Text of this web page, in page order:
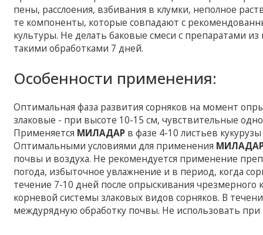
пены, расслоения, взбивания в клумки, неполное
те компоненты, которые совпадают с
культуры. Не делать баковые смеси с препаратами
такими обработками 7 дней.
Особенности применения:
Оптимальная фаза развития сорняков на момент
злаковые - при высоте 10-15 см, чувствительные
Применяется МИЛАДАР в фазе 4-10 листьев
Оптимальными условиями для применения
почвы и воздуха. Не рекомендуется применение
погода, избыточное увлажнение и в период, когда
течение 7-10 дней после опрыскивания чрезмерного
корневой системы злаковых видов сорняков. В
междурядную обработку почвы. Не использовать